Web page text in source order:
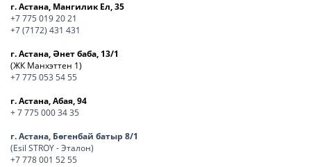
г. Астана, Мангилик Ел, 35
+7 775 019 20 21
+7 (7172) 431 431
г. Астана, Әнет баба, 13/1
(ЖК Манхэттен 1)
+7 775 053 54 55
г. Астана, Абая, 94
+ 7 775 000 34 35
г. Астана, Бөгенбай батыр 8/1
(Esil STROY - Эталон)
+7 778 001 52 55